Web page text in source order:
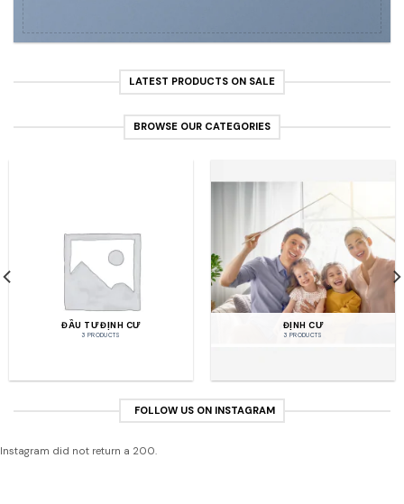
LATEST PRODUCTS ON SALE
BROWSE OUR CATEGORIES
ĐẦU TƯ ĐỊNH CƯ
3 PRODUCTS
ĐỊNH CƯ
3 PRODUCTS
FOLLOW US ON INSTAGRAM
Instagram did not return a 200.